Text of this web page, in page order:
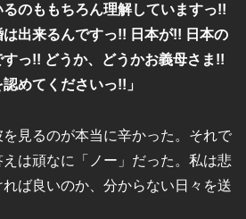
のももちろん理解していますっ!!
出来るんですっ!! 日本が!! 日本の
っ!! どうか、どうかお義母さま!!
めてくださいっ!!」
見るのが本当に辛かった。それで
は頑なに「ノー」だった。私は悲
ば良いのか、分からない日々を送